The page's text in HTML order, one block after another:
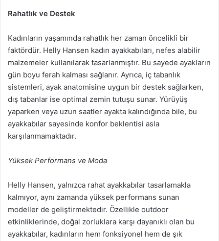
Rahatlık ve Destek
Kadınların yaşamında rahatlık her zaman öncelikli bir
faktördür. Helly Hansen kadın ayakkabıları, nefes alabilir
malzemeler kullanılarak tasarlanmıştır. Bu sayede ayakların
gün boyu ferah kalması sağlanır. Ayrıca, iç tabanlık
sistemleri, ayak anatomisine uygun bir destek sağlarken,
dış tabanlar ise optimal zemin tutuşu sunar. Yürüyüş
yaparken veya uzun saatler ayakta kalındığında bile, bu
ayakkabılar sayesinde konfor beklentisi asla
karşılanmamaktadır.
Yüksek Performans ve Moda
Helly Hansen, yalnızca rahat ayakkabılar tasarlamakla
kalmıyor, aynı zamanda yüksek performans sunan
modeller de geliştirmektedir. Özellikle outdoor
etkinliklerinde, doğal zorluklara karşı dayanıklı olan bu
ayakkabılar, kadınların hem fonksiyonel hem de şık